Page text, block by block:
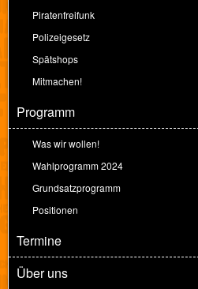
Piratenfreifunk
Polizeigesetz
Spätshops
Mitmachen!
Programm
Was wir wollen!
Wahlprogramm 2024
Grundsatzprogramm
Positionen
Termine
Über uns